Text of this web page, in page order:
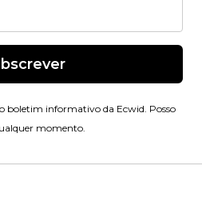
boletim informativo da Ecwid. Posso
momento.